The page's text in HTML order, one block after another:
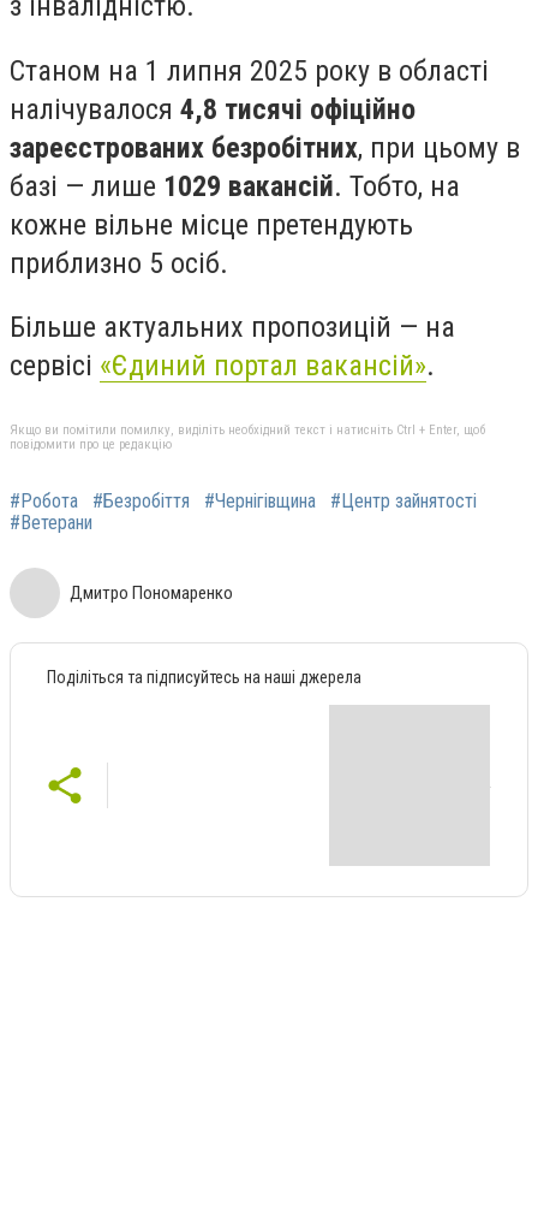
Станом на 1 липня 2025 року в області
налічувалося 4,8 тисячі офіційно
зареєстрованих безробітних, при цьому в
базі — лише 1029 вакансій. Тобто, на
кожне вільне місце претендують
приблизно 5 осіб.
Більше актуальних пропозицій — на
сервісі «Єдиний портал вакансій».
Якщо ви помітили помилку, виділіть необхідний текст і натисніть Ctrl + Enter, щоб
повідомити про це редакцію
#Робота #Безробіття #Чернігівщина
#Центр зайнятості
#Ветерани
Дмитро Пономаренко
Поділіться та підписуйтесь на наші джерела